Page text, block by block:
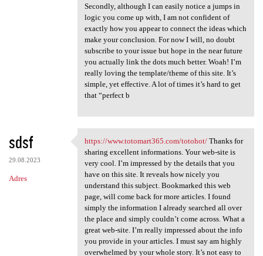
Secondly, although I can easily notice a jumps in
logic you come up with, I am not confident of
exactly how you appear to connect the ideas which
make your conclusion. For now I will, no doubt
subscribe to your issue but hope in the near future
you actually link the dots much better. Woah! I’m
really loving the template/theme of this site. It’s
simple, yet effective. A lot of times it’s hard to get
that “perfect b
sdsf
29.08.2023
Adres
https://www.totomart365.com
https://www.totomart365.com/totohot/Thanks for
sharing excellent informations. Your web-site is
very cool. I’m impressed by the details that you
have on this site. It reveals how nicely you
understand this subject. Bookmarked this web
page, will come back for more articles. I found
simply the information I already searched all over
the place and simply couldn’t come across. What a
great web-site. I’m really impressed about the info
you provide in your articles. I must say am highly
overwhelmed by your whole story. It’s not easy to